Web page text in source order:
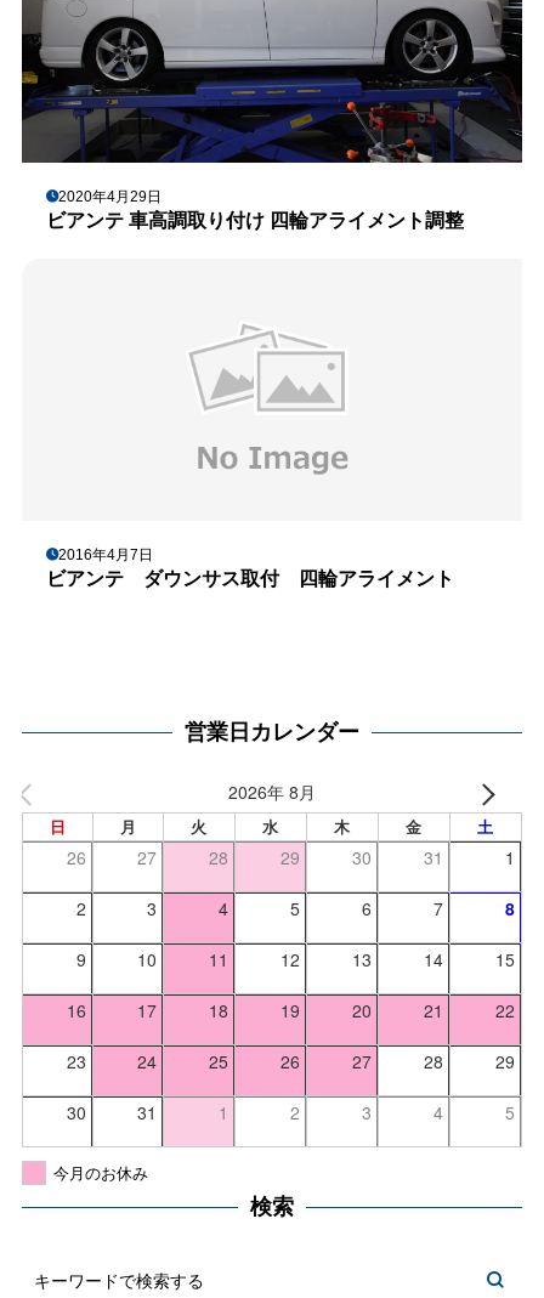
2020年4月29日
ビアンテ 車高調取り付け 四輪アライメント調整
2016年4月7日
ビアンテ ダウンサス取付 四輪アライメント
営業日カレンダー
2026年 8月
日 月 火 水 木 金 土
26 27 28 29 30 31 1
2 3 4 5 6 7 8
9 10 11 12 13 14 15
16 17 18 19 20 21 22
23 24 25 26 27 28 29
30 31 1 2 3 4 5
今月のお休み
検索